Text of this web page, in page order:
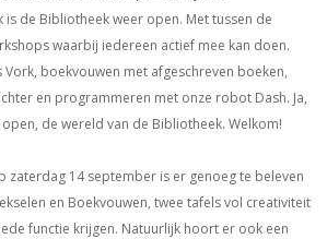
is de Bibliotheek weer open. Met tussen de
waarbij iedereen actief mee kan doen.
Vork, boekvouwen met afgeschreven boeken,
en programmeren met onze robot Dash. Ja,
de wereld van de Bibliotheek. Welkom!
zaterdag 14 september is er genoeg te beleven
en Boekvouwen, twee tafels vol creativiteit
functie krijgen. Natuurlijk hoort er ook een